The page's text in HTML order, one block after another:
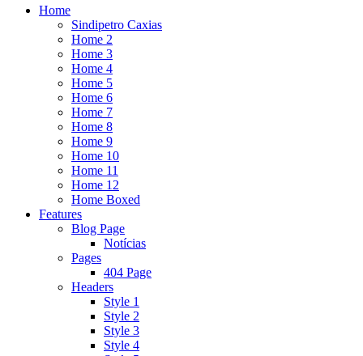
Home
Sindipetro Caxias
Home 2
Home 3
Home 4
Home 5
Home 6
Home 7
Home 8
Home 9
Home 10
Home 11
Home 12
Home Boxed
Features
Blog Page
Notícias
Pages
404 Page
Headers
Style 1
Style 2
Style 3
Style 4